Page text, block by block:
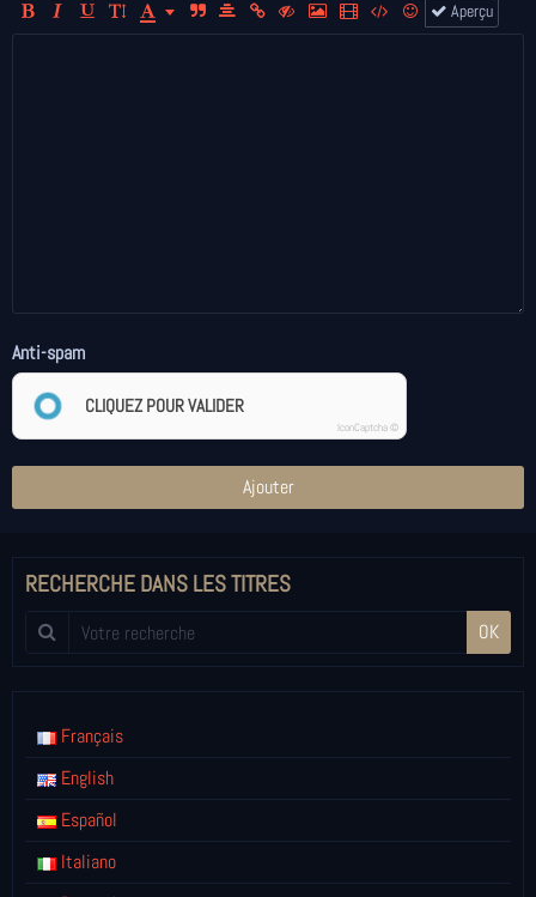
Aperçu
Anti-spam
CLIQUEZ POUR VALIDER
IconCaptcha ©
Ajouter
RECHERCHE DANS LES TITRES
OK
Français
English
Español
Italiano